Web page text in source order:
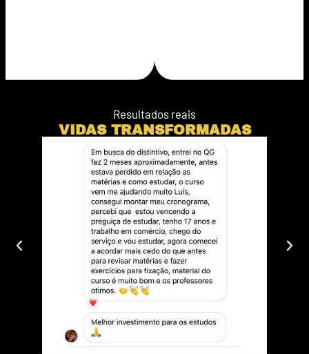
Resultados reais
VIDAS TRANSFORMADAS